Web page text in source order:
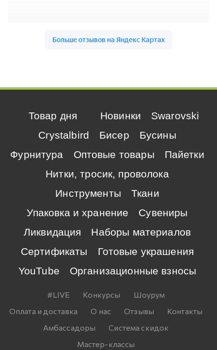
Товар дня Новинки
Swarovski
Crystalbird
Бисер
Бусины
Фурнитура
Оптовые товары
Пайетки
Нитки, тросик, проволока
Инструменты
Ткани
Упаковка и хранение
Сувениры
Ликвидация
Наборы материалов
Сертификаты
Готовые украшения
YouTube
Организационные взносы
#LIVE Конкурсы
Шоурум
Оплата и доставка
О нас Отзывы
Контакты
Амбассадоры
Система скидок
Мастер-классы